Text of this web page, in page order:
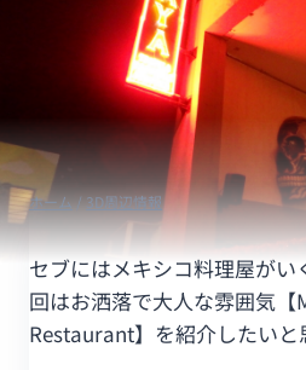
ホーム/3D周辺情報
セブにはメキシコ料理屋が
回はお洒落で大人な雰囲気【
Restaurant】を紹介したい